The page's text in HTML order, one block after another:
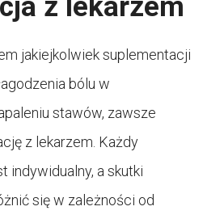
jakiejkolwiek suplementacji
bólu w
stawów, zawsze
z lekarzem. Każdy
indywidualny, a skutki
się w zależności od